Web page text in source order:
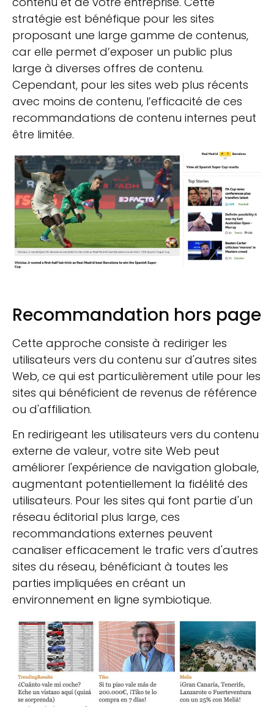
stratégie est bénéfique pour les sites
proposant une large gamme de contenus,
car elle permet d’exposer un public plus
large à diverses offres de contenu.
Cependant, pour les sites web plus récents
avec moins de contenu, l’efficacité de ces
recommandations de contenu internes peut
être limitée.
Recommandation hors page
Cette approche consiste à rediriger les
utilisateurs vers du contenu sur d'autres sites
Web, ce qui est particulièrement utile pour les
sites qui bénéficient de revenus de référence
ou d'affiliation.
En redirigeant les utilisateurs vers du contenu
externe de valeur, votre site Web peut
améliorer l'expérience de navigation globale,
augmentant potentiellement la fidélité des
utilisateurs. Pour les sites qui font partie d'un
réseau éditorial plus large, ces
recommandations externes peuvent
canaliser efficacement le trafic vers d'autres
sites du réseau, bénéficiant à toutes les
parties impliquées en créant un
environnement en ligne symbiotique.